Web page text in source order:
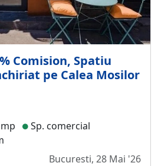
Comision, Spatiu
pe Calea Mosilor
Sp. comercial
Bucuresti, 28 Mai '26